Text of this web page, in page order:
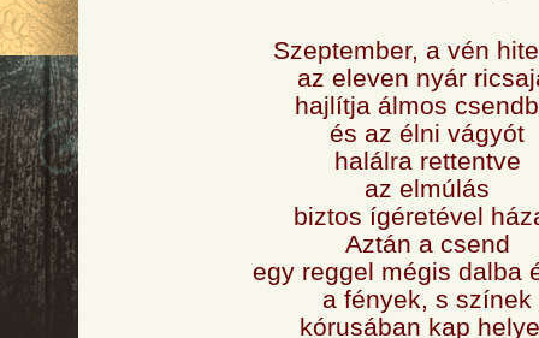
Szeptember, a vén
az eleven nyár
hajlítja álmos
és az élni vágyót
halálra rettentve
az elmúlás
biztos ígéretével
Aztán a csend
egy reggel mégis dalba
a fények, s színek
kórusában kap